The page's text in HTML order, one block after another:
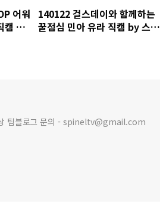
어워
캠 by
140122 걸스데이와 함께하는
꿀점심 민아 유라 직캠 by 스피
팀블로그 문의 - spineltv@gmail.com